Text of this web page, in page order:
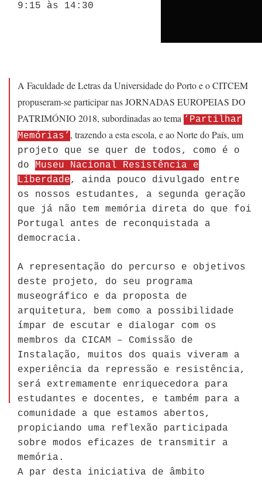
9:15 às 14:30
A Faculdade de Letras da Universidade do Porto e o CITCEM
propuseram-se participar nas JORNADAS EUROPEIAS DO
PATRIMÓNIO 2018, subordinadas ao tema ‘Partilhar
Memórias’ , trazendo a esta escola, e ao Norte do País, um
projeto que se quer de todos, como é o
do Museu Nacional Resistência e
Liberdade, ainda pouco divulgado entre
os nossos estudantes, a segunda geração
que já não tem memória direta do que foi
Portugal antes de reconquistada a
democracia.
A representação do percurso e objetivos
deste projeto, do seu programa
museográfico e da proposta de
arquitetura, bem como a possibilidade
ímpar de escutar e dialogar com os
membros da CICAM – Comissão de
Instalação, muitos dos quais viveram a
experiência da repressão e resistência,
será extremamente enriquecedora para
estudantes e docentes, e também para a
comunidade a que estamos abertos,
propiciando uma reflexão participada
sobre modos eficazes de transmitir a
memória.
A par desta iniciativa de âmbito